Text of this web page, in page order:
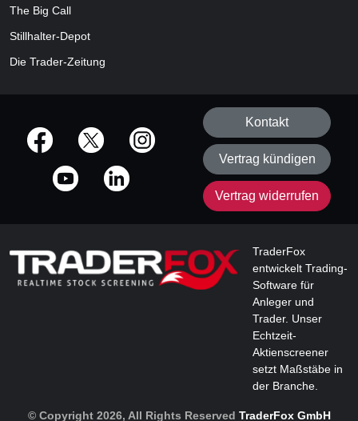
The Big Call
Stillhalter-Depot
Die Trader-Zeitung
offizielle Social Media-Accounts
Kontakt
Vertrag kündigen
Vertrag widerrufen
TraderFox
entwickelt Trading-
Software für
Anleger und
Trader. Unser
Echtzeit-
Aktienscreener
setzt Maßstäbe in
der Branche.
© Copyright 2026, All Rights Reserved TraderFox GmbH